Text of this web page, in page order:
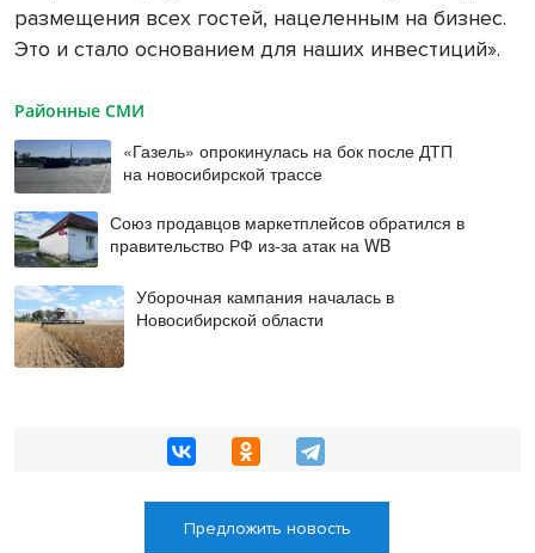
размещения всех гостей, нацеленным на бизнес.
Это и стало основанием для наших инвестиций».
Районные СМИ
«Газель» опрокинулась на бок после ДТП
на новосибирской трассе
Союз продавцов маркетплейсов обратился в
правительство РФ из-за атак на WB
Уборочная кампания началась в
Новосибирской области
Предложить новость